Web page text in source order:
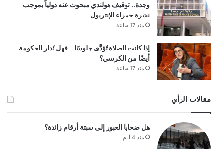
وجدة.. توقيف هولندي مبحوث عنه دولياً بموجب
نشرة حمراء للإنتربول
منذ 17 ساعة
إذا كانت الصلاة تُؤدَّى جلوسًا… فهل تُدار الحكومة
أيضًا من الكرسي؟
منذ 17 ساعة
مقالات الرأي
هل ضحايا العبور إلى سبتة أرقام زائدة؟
منذ 4 أيام